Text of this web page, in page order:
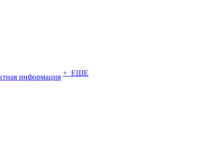
информация + ЕЩЕ